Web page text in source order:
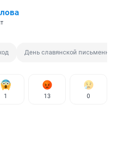
День славянской
1 13 0